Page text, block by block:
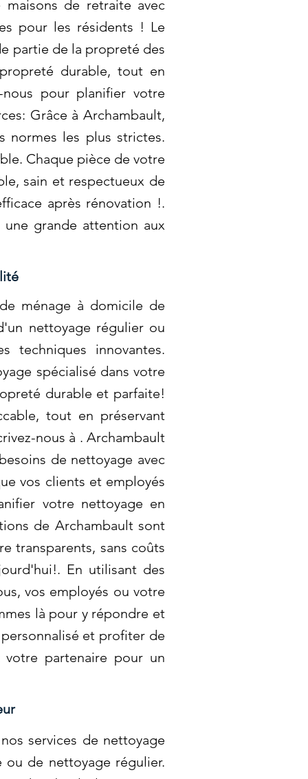
de retraite avec
pour les résidents ! Le
partie de la propreté des
durable, tout en
pour planifier votre
Grâce à Archambault,
normes les plus strictes.
Chaque pièce de votre
sain et respectueux de
après rénovation !.
grande attention aux
ménage à domicile de
nettoyage régulier ou
innovantes.
spécialisé dans votre
durable et parfaite!
tout en préservant
nous à . Archambault
de nettoyage avec
vos clients et employés
votre nettoyage en
de Archambault sont
transparents, sans coûts
En utilisant des
vos employés ou votre
là pour y répondre et
et profiter de
partenaire pour un
services de nettoyage
de nettoyage régulier.